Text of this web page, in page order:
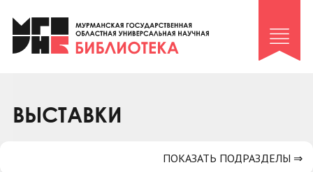
Клуб «Гиря и сельдерей»
Клуб «Семейный архив»
Коллегам
ВЫСТАВКИ
ПОКАЗАТЬ ПОДРАЗДЕЛЫ ⇒